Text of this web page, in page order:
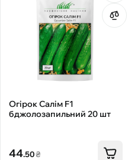
Огірок Салім F1
бджолозапильний 20 шт
44.50₴